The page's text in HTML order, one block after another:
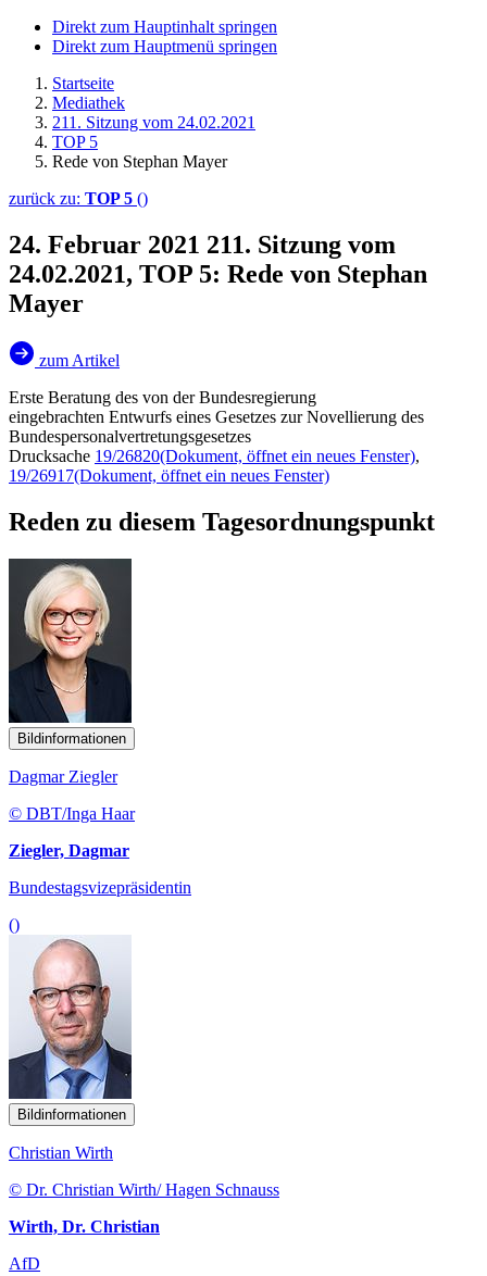
Direkt zum Hauptinhalt springen
Direkt zum Hauptmenü springen
Startseite
Mediathek
211. Sitzung vom 24.02.2021
TOP 5
Rede von Stephan Mayer
zurück zu: TOP 5 ()
24. Februar 2021 211. Sitzung vom
24.02.2021, TOP 5: Rede von Stephan
Mayer
zum Artikel
Erste Beratung des von der Bundesregierung
eingebrachten Entwurfs eines Gesetzes zur Novellierung des
Bundespersonalvertretungsgesetzes
Drucksache 19/26820(Dokument, öffnet ein neues Fenster),
19/26917(Dokument, öffnet ein neues Fenster)
Reden zu diesem Tagesordnungspunkt
Bildinformationen
Dagmar Ziegler
© DBT/Inga Haar
Ziegler, Dagmar
Bundestagsvizepräsidentin
()
Bildinformationen
Christian Wirth
© Dr. Christian Wirth/ Hagen Schnauss
Wirth, Dr. Christian
AfD